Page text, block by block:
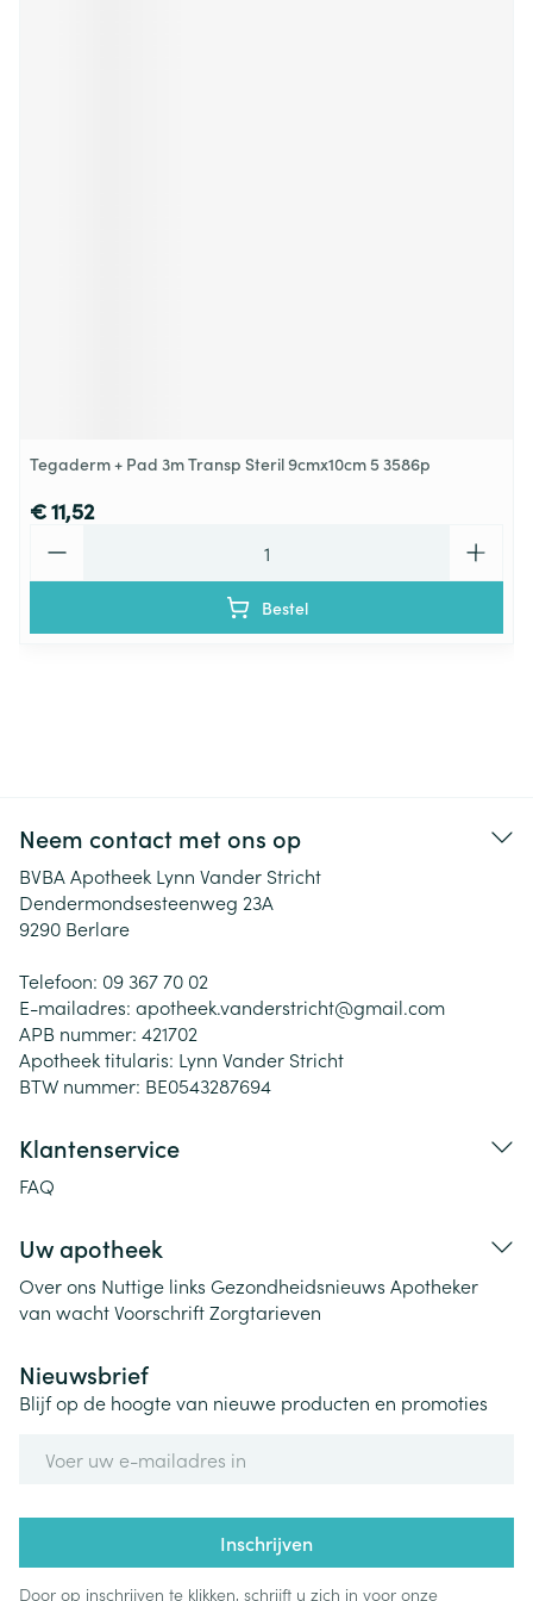
Tegaderm + Pad 3m Transp Steril 9cmx10cm 5 3586p
€ 11,52
Bestel
Neem contact met ons op
BVBA Apotheek Lynn Vander Stricht
Dendermondsesteenweg 23A
9290 Berlare
Telefoon: 09 367 70 02
E-mailadres: apotheek.vanderstricht@gmail.com
APB nummer: 421702
Apotheek titularis: Lynn Vander Stricht
BTW nummer: BE0543287694
Klantenservice
FAQ
Uw apotheek
Over ons Nuttige links Gezondheidsnieuws Apotheker
van wachtVoorschriftZorgtarieven
Nieuwsbrief
Blijf op de hoogte van nieuwe producten en promoties
Inschrijven
Door op inschrijven te klikken, schrijft u zich in voor onze